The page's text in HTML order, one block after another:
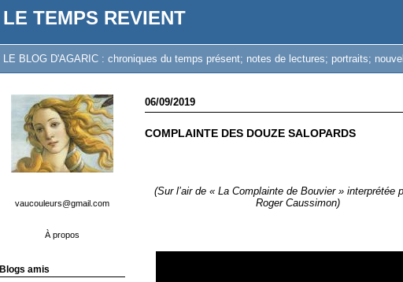
LE TEMPS REVIENT
LE BLOG D'AGARIC : chroniques du temps présent; notes de lectures; portraits;
vaucouleurs@gmail.com
À propos
Blogs amis
06/09/2019
COMPLAINTE DES DOUZE SALOPARDS
(Sur l’air de « La Complainte de Bouvier » interprétée
Roger Caussimon)